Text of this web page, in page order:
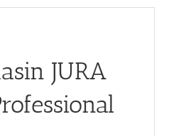
JURA